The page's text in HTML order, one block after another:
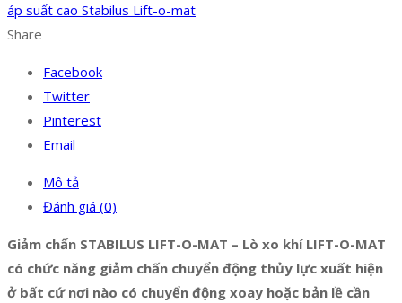
áp suất cao Stabilus Lift-o-mat
Share
Facebook
Twitter
Pinterest
Email
Mô tả
Đánh giá (0)
Giảm chấn STABILUS LIFT-O-MAT – Lò xo khí LIFT-O-MAT
có chức năng giảm chấn chuyển động thủy lực xuất hiện
ở bất cứ nơi nào có chuyển động xoay hoặc bản lề cần